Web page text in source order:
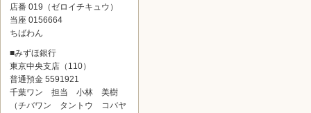
店番 019（ゼロイチキュウ）
当座 0156664
ちばわん
■みずほ銀行
東京中央支店（110）
普通預金 5591921
千葉ワン 担当 小林 美樹
（チバワン タントウ コバヤ